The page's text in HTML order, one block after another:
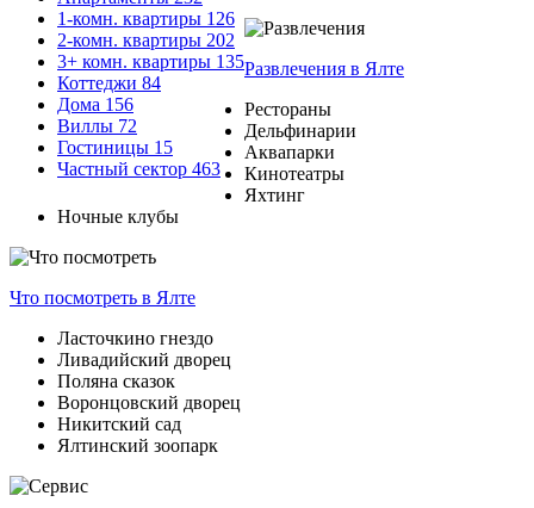
1-комн. квартиры 126
2-комн. квартиры 202
3+ комн. квартиры 135
Коттеджи 84
Дома 156
Виллы 72
Гостиницы 15
Частный сектор 463
Развлечения в Ялте
Рестораны
Дельфинарии
Аквапарки
Кинотеатры
Яхтинг
Ночные клубы
Что посмотреть в Ялте
Ласточкино гнездо
Ливадийский дворец
Поляна сказок
Воронцовский дворец
Никитский сад
Ялтинский зоопарк